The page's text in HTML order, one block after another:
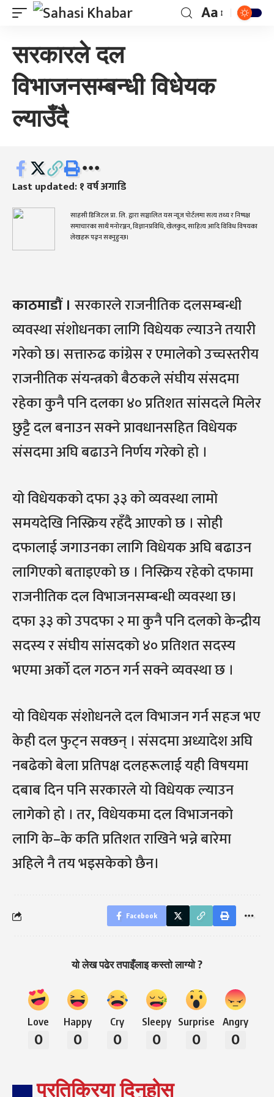
Aa
सरकारले दल
विभाजनसम्बन्धी विधेयक
ल्याउँदै
Last updated: १ वर्ष अगाडि
साहसी डिजिटल प्रा. लि. द्वारा सञ्चालित यस न्यूज पोर्टलमा सत्य तथ्य र निष्पक्ष
समाचारका साथै मनोरञ्जन, विज्ञानप्रविधि, खेलकुद, साहित्य आदि विविध विषयका
लेखहरू पढ्न सक्नुहुन्छ।
काठमाडौं । सरकारले राजनीतिक दलसम्बन्धी
व्यवस्था संशोधनका लागि विधेयक ल्याउने तयारी
गरेको छ। सत्तारुढ कांग्रेस र एमालेको उच्चस्तरीय
राजनीतिक संयन्त्रको बैठकले संघीय संसदमा
रहेका कुनै पनि दलका ४० प्रतिशत सांसदले मिलेर
छुट्टै दल बनाउन सक्ने प्रावधानसहित विधेयक
संसदमा अघि बढाउने निर्णय गरेको हो ।
यो विधेयकको दफा ३३ को व्यवस्था लामो
समयदेखि निस्क्रिय रहँदै आएको छ । सोही
दफालाई जगाउनका लागि विधेयक अघि बढाउन
लागिएको बताइएको छ । निस्क्रिय रहेको दफामा
राजनीतिक दल विभाजनसम्बन्धी व्यवस्था छ।
दफा ३३ को उपदफा २ मा कुनै पनि दलको केन्द्रीय
सदस्य र संघीय सांसदको ४० प्रतिशत सदस्य
भएमा अर्को दल गठन गर्न सक्ने व्यवस्था छ ।
यो विधेयक संशोधनले दल विभाजन गर्न सहज भए
केही दल फुट्न सक्छन् । संसदमा अध्यादेश अघि
नबढेको बेला प्रतिपक्ष दलहरूलाई यही विषयमा
दबाब दिन पनि सरकारले यो विधेयक ल्याउन
लागेको हो । तर, विधेयकमा दल विभाजनको
लागि के–के कति प्रतिशत राखिने भन्ने बारेमा
अहिले नै तय भइसकेको छैन।
Facebook
यो लेख पढेर तपाइँलाइ कस्तो लाग्यो ?
Love
0
Happy
0
Cry
0
Sleepy
0
Surprise
0
Angry
0
प्रतिक्रिया दिनुहोस